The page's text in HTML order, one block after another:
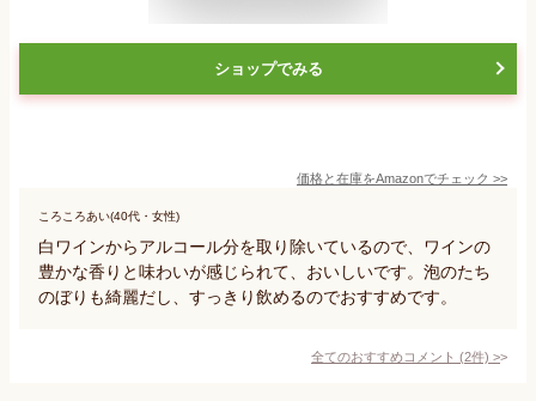
ショップでみる
価格と在庫をAmazonでチェック >>
ころころあい(40代・女性)
白ワインからアルコール分を取り除いているので、ワインの
豊かな香りと味わいが感じられて、おいしいです。泡のたち
のぼりも綺麗だし、すっきり飲めるのでおすすめです。
全てのおすすめコメント (2件) >